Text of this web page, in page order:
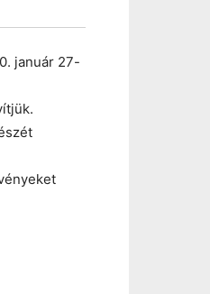
január 27-